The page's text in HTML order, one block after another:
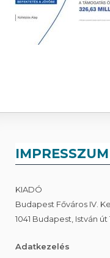
IMPRESSZUM
KIADÓ
Budapest Főváros IV.
1041 Budapest, István út
Adatkezelés